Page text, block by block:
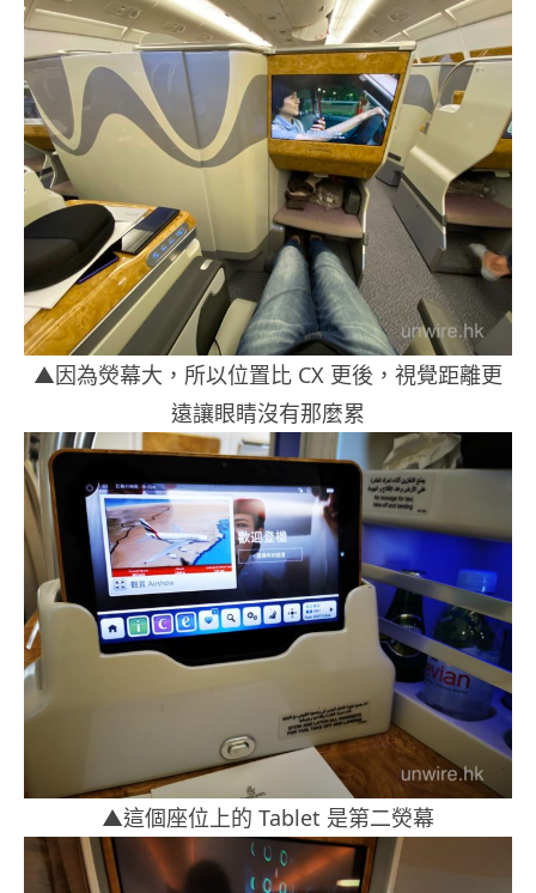
▲因為熒幕大，所以位置比 CX 更後，視覺距離更
遠讓眼睛沒有那麼累
▲這個座位上的 Tablet 是第二熒幕